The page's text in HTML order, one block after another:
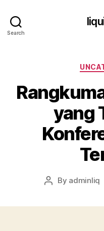
Search
yang
Post
By adminliq